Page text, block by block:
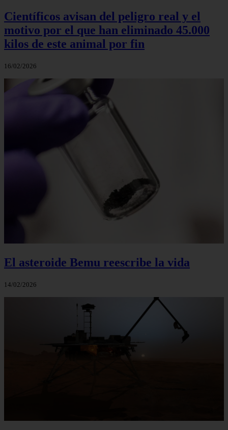
Científicos avisan del peligro real y el
motivo por el que han eliminado 45.000
kilos de este animal por fin
16/02/2026
El asteroide Bemu reescribe la vida
14/02/2026